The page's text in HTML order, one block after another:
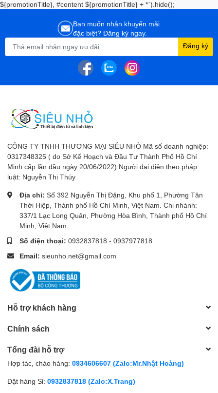
${promotionTitle}, #content ${promotionTitle} + *`).hide();
Bạn muốn nhận khuyến mãi
đặc biệt? Đăng ký ngay.
Đăng ký
CÔNG TY TNHH THƯƠNG MẠI SIÊU NHỎ Mã số doanh nghiệp:
0317348325 ( do Sở Kế Hoạch và Đầu Tư Thành Phố Hồ Chí
Minh cấp lần đầu ngày 20/06/2022) Người đại diện theo pháp
luật: Nguyễn Thị Thúy
Địa chỉ: Số 392 Nguyễn Thị Đặng, Khu phố 1, Phường Tân
Thới Hiệp, Thành phố Hồ Chí Minh, Việt Nam. Chi nhánh:
337/1 Lạc Long Quân, Phường Hòa Bình, Thành phố Hồ Chí
Minh, Việt Nam.
Số điện thoại: 0932837818 - 0937977818
Email: sieunho.net@gmail.com
Hỗ trợ khách hàng
Chính sách
Tổng đài hỗ trợ
Hợp tác, chào hàng: 0934606607 (Zalo:Mr.Nhật Hoàng)
Đặt hàng Sỉ: 0932837818 (Zalo:X.Trang)